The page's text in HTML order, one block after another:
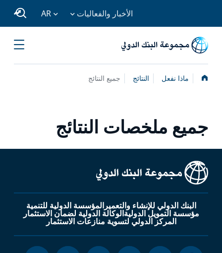
الأخبار والفعاليات AR
الصفحةماذا نفعل النتائج جميع النتائج
جميع ملخصات النتائج
البنك الدولي للإنشاء والتعميرالمؤسسة الدولية للتنمية
مؤسسة التمويل الدوليةالوكالة الدولية لضمان الاستثمار
المركز الدولي لتسوية منازعات الاستثمار